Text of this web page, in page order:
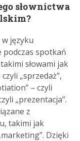
słownictwa
języku
spotkań
słowami jak
„sprzedaż”,
– czyli
„prezentacja”.
z
takimi jak
Dzięki